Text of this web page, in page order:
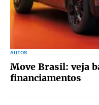
AUTOS
Move Brasil: veja
financiamentos